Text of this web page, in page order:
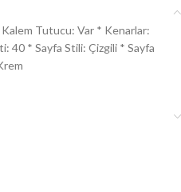
Tutucu: Var * Kenarlar:
40 * Sayfa Stili: Çizgili * Sayfa